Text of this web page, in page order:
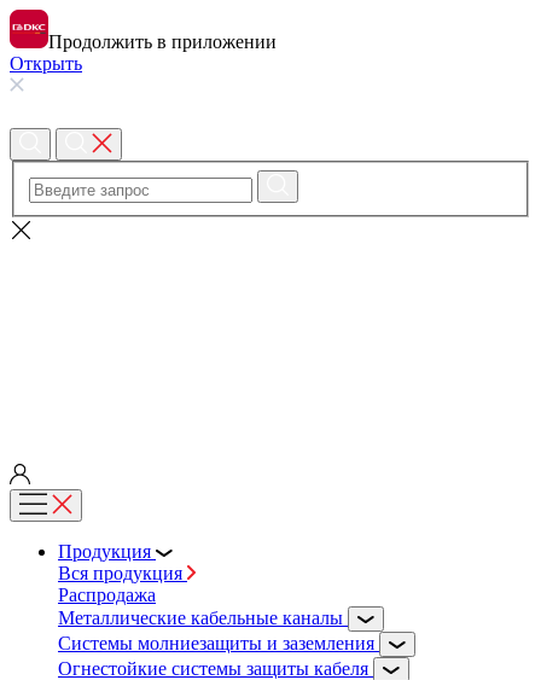
Продолжить в приложении
Открыть
Продукция
Вся продукция
Распродажа
Металлические кабельные каналы
Системы молниезащиты и заземления
Огнестойкие системы защиты кабеля